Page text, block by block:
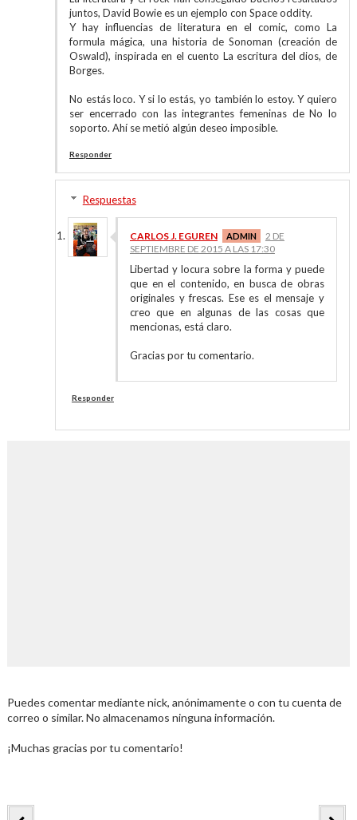
juntos, David Bowie es un ejemplo con Space oddity.
Y hay influencias de literatura en el comic, como La
formula mágica, una historia de Sonoman (creación de
Oswald), inspirada en el cuento La escritura del dios, de
Borges.
No estás loco. Y si lo estás, yo también lo estoy. Y quiero
ser encerrado con las integrantes femeninas de No lo
soporto. Ahí se metió algún deseo imposible.
Responder
Respuestas
CARLOS J. EGUREN
2 DE
SEPTIEMBRE DE 2015 A LAS 17:30
Libertad y locura sobre la forma y puede
que en el contenido, en busca de obras
originales y frescas. Ese es el mensaje y
creo que en algunas de las cosas que
mencionas, está claro.
Gracias por tu comentario.
Responder
Puedes comentar mediante nick, anónimamente o con tu cuenta de
correo o similar. No almacenamos ninguna información.
¡Muchas gracias por tu comentario!